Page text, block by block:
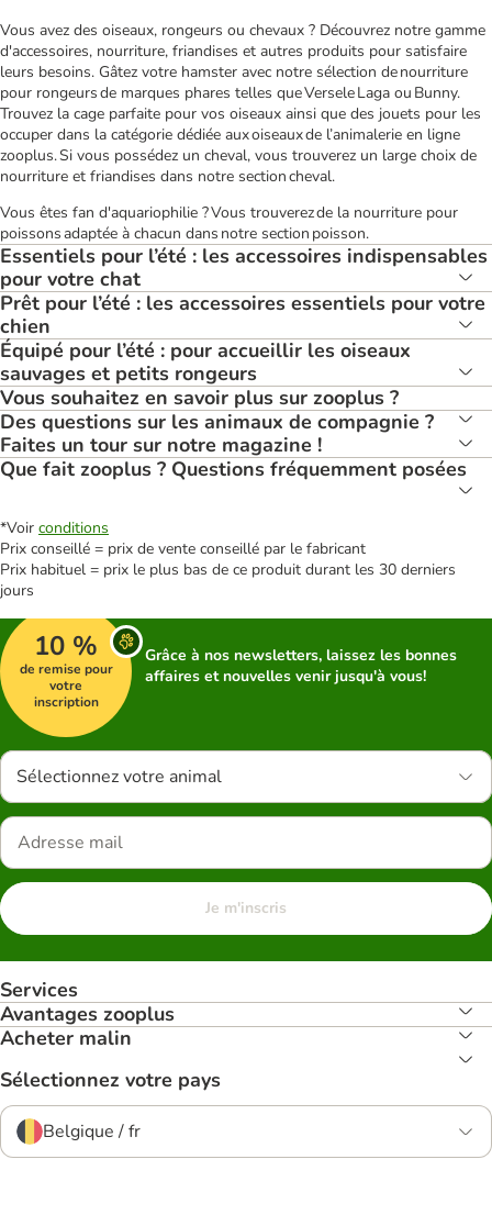
Vous avez des oiseaux, rongeurs ou chevaux ? Découvrez notre gamme
d'accessoires, nourriture, friandises et autres produits pour satisfaire
leurs besoins. Gâtez votre hamster avec notre sélection de nourriture
pour rongeurs de marques phares telles que Versele Laga ou Bunny.
Trouvez la cage parfaite pour vos oiseaux ainsi que des jouets pour les
occuper dans la catégorie dédiée aux oiseaux de l’animalerie en ligne
zooplus. Si vous possédez un cheval, vous trouverez un large choix de
nourriture et friandises dans notre section cheval.
Vous êtes fan d'aquariophilie ? Vous trouverez de la nourriture pour
poissons adaptée à chacun dans notre section poisson.
Essentiels pour l’été : les accessoires indispensables
pour votre chat
Prêt pour l’été : les accessoires essentiels pour votre
chien
Équipé pour l’été : pour accueillir les oiseaux
sauvages et petits rongeurs
Vous souhaitez en savoir plus sur zooplus ?
Des questions sur les animaux de compagnie ?
Faites un tour sur notre magazine !
Que fait zooplus ? Questions fréquemment posées
*Voir conditions
Prix conseillé = prix de vente conseillé par le fabricant
Prix habituel = prix le plus bas de ce produit durant les 30 derniers
jours
10 %
de remise pour
votre
inscription
Grâce à nos newsletters, laissez les bonnes
affaires et nouvelles venir jusqu'à vous!
Sélectionnez votre animal
Je m'inscris
Services
Avantages zooplus
Acheter malin
Sélectionnez votre pays
Belgique / fr